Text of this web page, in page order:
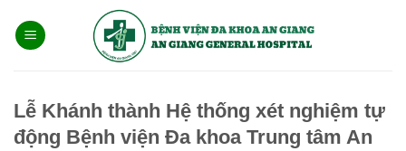
qua
Lễ Khánh thành Hệ thống xét nghiệm tự
động Bệnh viện Đa khoa Trung tâm An